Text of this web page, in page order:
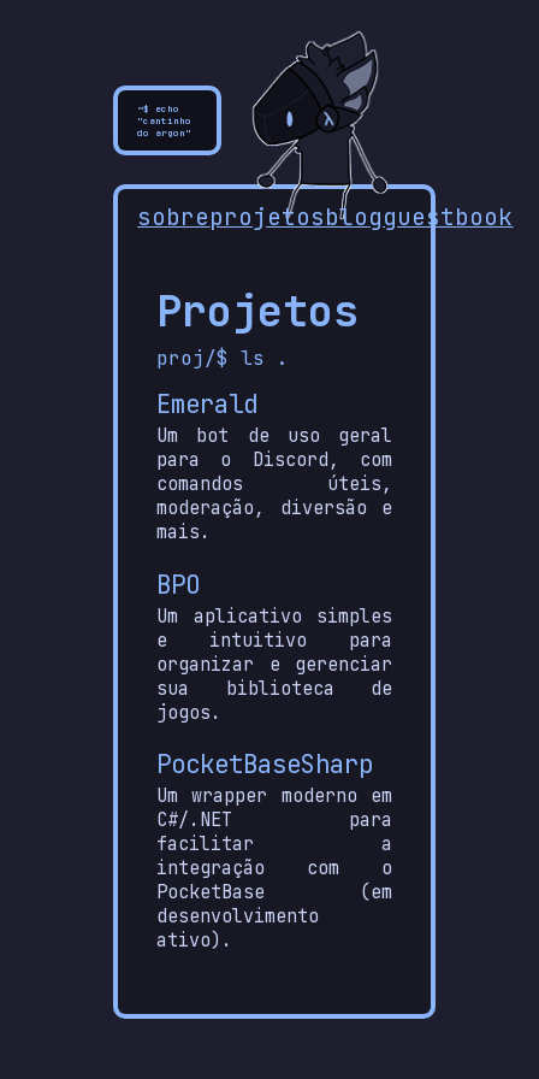
~$ echo
"cantinho
do argon"
sobreprojetosblogguestbook
Projetos
proj/$ ls .
Emerald
Um bot de uso geral
para o Discord, com
comandos úteis,
moderação, diversão e
mais.
BPO
Um aplicativo simples
e intuitivo para
organizar e gerenciar
sua biblioteca de
jogos.
PocketBaseSharp
Um wrapper moderno em
C#/.NET para
facilitar a
integração com o
PocketBase (em
desenvolvimento
ativo).